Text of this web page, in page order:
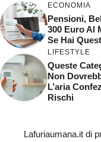
ECONOMIA
Pensioni,
300 Euro Al
Se Hai
LIFESTYLE
Queste
Non
L’aria
Rischi
Lafuriaumana.it di